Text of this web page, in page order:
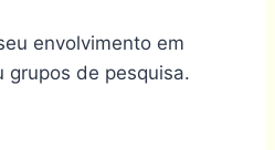
envolvimento em
grupos de pesquisa.